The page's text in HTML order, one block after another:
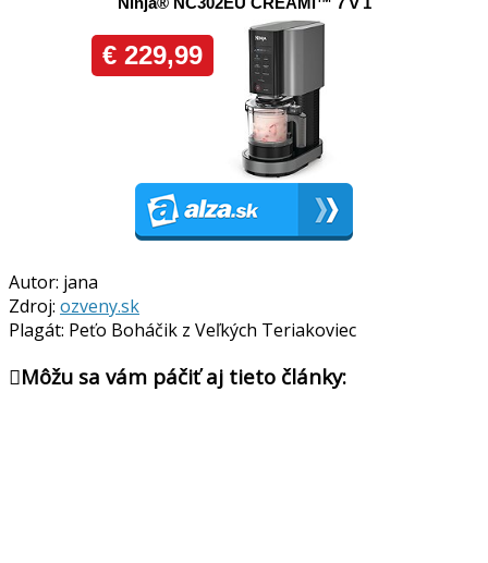
Autor: jana
Zdroj: ozveny.sk
Plagát: Peťo Boháčik z Veľkých Teriakoviec
Môžu sa vám páčiť aj tieto články: